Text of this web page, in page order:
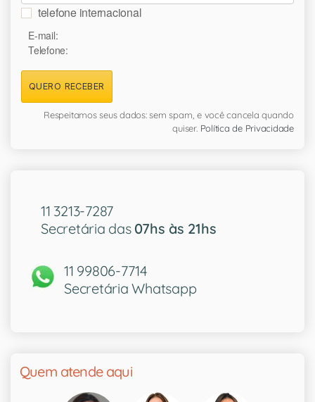
telefone internacional
E-mail:
Telefone:
QUERO RECEBER
Respeitamos seus dados: sem spam, e você cancela quando
quiser. Política de Privacidade
11 3213-7287
Secretária das 07hs às 21hs
11 99806-7714
Secretária Whatsapp
Quem atende aqui